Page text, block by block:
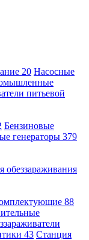
20 Насосные
питьевой
Бензиновые
генераторы 379
обеззараживания
88
43 Станция